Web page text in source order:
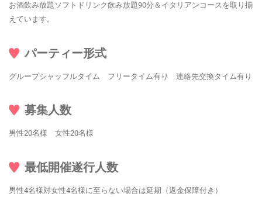
お酒飲み放題ソフトドリンク飲み放題90分＆イタリアンコースを取り揃
えています。
パーティー形式
グループシャッフルタイム フリータイム有り 連絡先交換タイム有り
募集人数
男性20名様 女性20名様
最低開催遂行人数
男性4名様対女性4名様に至らない場合は延期（返金保障付き）